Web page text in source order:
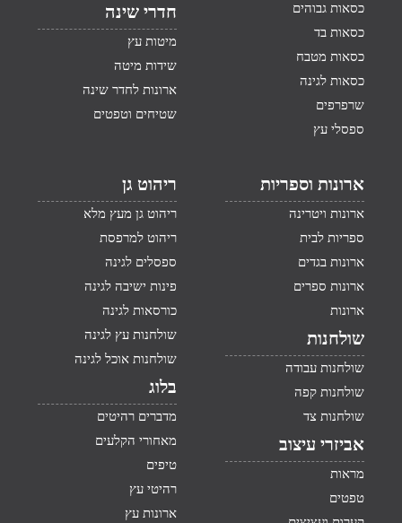
כסאות גבוהים
כסאות בד
כסאות מטבח
כסאות לגינה
שרפרפים
ספסלי עץ
חדרי שינה
מיטות עץ
שידות מיטה
ארונות לחדר שינה
שטיחים וטפטים
ארונות וספריות
ארונות ויטרינה
ספריות לבית
ארונות בגדים
ארונות ספרים
ארונות
שולחנות
שולחנות עבודה
שולחנות קפה
שולחנות צד
אביזרי עיצוב
מראות
טפטים
ריהוט גן
ריהוט גן מעץ מלא
ריהוט למרפסת
ספסלים לגינה
פינות ישיבה לגינה
כורסאות לגינה
שולחנות עץ לגינה
שולחנות אוכל לגינה
בלוג
מדברים רהיטים
מאחורי הקלעים
טיפים
רהיטי עץ
ארונות עץ